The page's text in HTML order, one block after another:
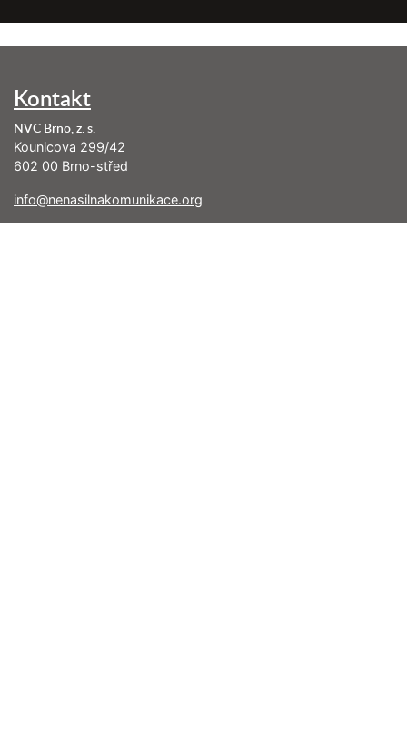
Kontakt
NVC Brno, z. s.
Kounicova 299/42
602 00 Brno-střed
info@nenasilnakomunikace.org